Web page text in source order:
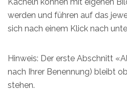
werden und führen auf das
sich nach einem Klick nach
Hinweis: Der erste Abschnitt
nach Ihrer Benennung) bleibt
stehen.